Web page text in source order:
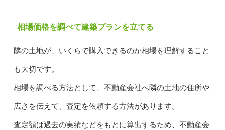
相場価格を調べて建築プランを立てる
隣の土地が、いくらで購入できるのか相場を理解すること
も大切です。
相場を調べる方法として、不動産会社へ隣の土地の住所や
広さを伝えて、査定を依頼する方法があります。
査定額は過去の実績などをもとに算出するため、不動産会